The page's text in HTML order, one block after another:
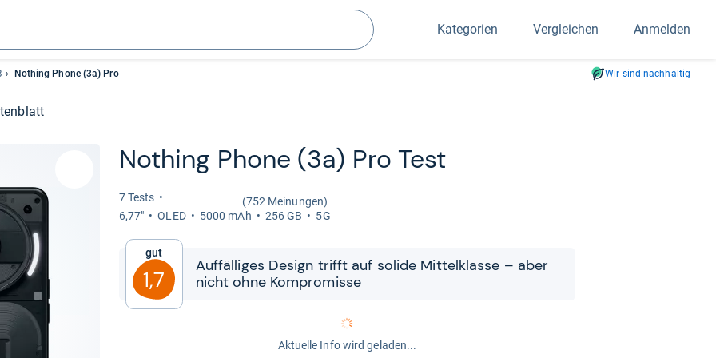
Suchen
Kategorien Vergleichen Anmelden
Nothing Phone (3a) Pro Wir sind nachhaltig
Nothing Phone (3a) Pro Test
7 Tests
(752 Meinungen)
6,77"
OLED 5000 mAh 256 GB 5G
Gut
1,7
Auf­fäl­li­ges Design trifft auf solide Mit­tel­klasse – aber
nicht ohne Kom­pro­misse
Aktuelle Info wird geladen...